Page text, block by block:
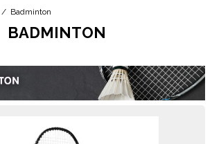
/ Badminton
BADMINTON